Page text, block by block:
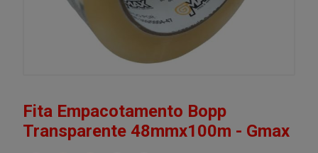
Fita Empacotamento Bopp
Transparente 48mmx100m - Gmax